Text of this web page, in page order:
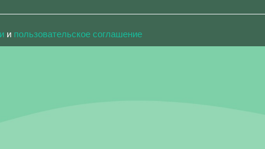
и пользовательское соглашение